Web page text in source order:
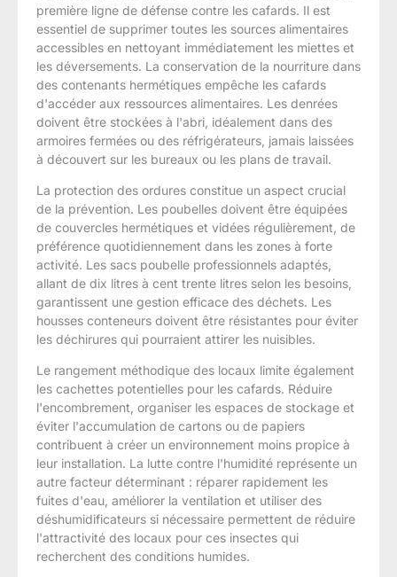
première ligne de défense contre les cafards. Il est
essentiel de supprimer toutes les sources alimentaires
accessibles en nettoyant immédiatement les miettes et
les déversements. La conservation de la nourriture dans
des contenants hermétiques empêche les cafards
d'accéder aux ressources alimentaires. Les denrées
doivent être stockées à l'abri, idéalement dans des
armoires fermées ou des réfrigérateurs, jamais laissées
à découvert sur les bureaux ou les plans de travail.
La protection des ordures constitue un aspect crucial
de la prévention. Les poubelles doivent être équipées
de couvercles hermétiques et vidées régulièrement, de
préférence quotidiennement dans les zones à forte
activité. Les sacs poubelle professionnels adaptés,
allant de dix litres à cent trente litres selon les besoins,
garantissent une gestion efficace des déchets. Les
housses conteneurs doivent être résistantes pour éviter
les déchirures qui pourraient attirer les nuisibles.
Le rangement méthodique des locaux limite également
les cachettes potentielles pour les cafards. Réduire
l'encombrement, organiser les espaces de stockage et
éviter l'accumulation de cartons ou de papiers
contribuent à créer un environnement moins propice à
leur installation. La lutte contre l'humidité représente un
autre facteur déterminant : réparer rapidement les
fuites d'eau, améliorer la ventilation et utiliser des
déshumidificateurs si nécessaire permettent de réduire
l'attractivité des locaux pour ces insectes qui
recherchent des conditions humides.